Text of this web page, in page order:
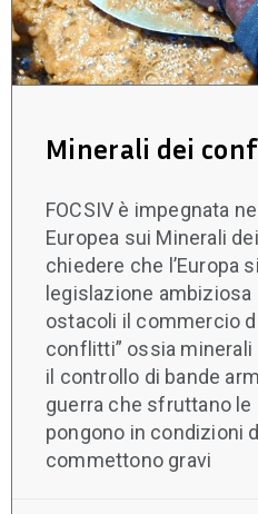
Minerali dei
FOCSIV è impegnata
Europea sui Minerali
chiedere che l’Europa
legislazione
ostacoli il commercio
conflitti” ossia
il controllo di bande
guerra che sfruttano le
pongono in condizioni
commettono gravi